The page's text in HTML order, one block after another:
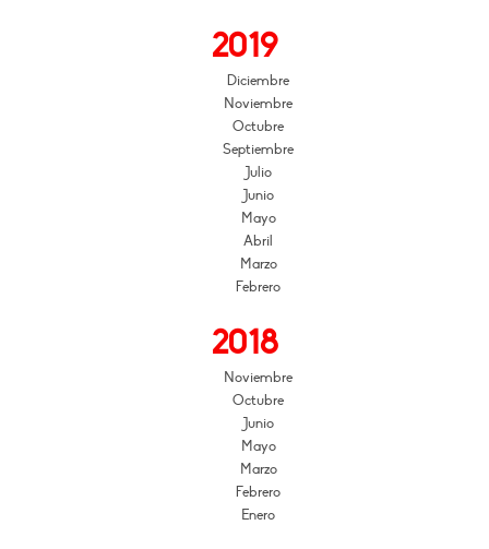
2019
Diciembre
Noviembre
Octubre
Septiembre
Julio
Junio
Mayo
Abril
Marzo
Febrero
2018
Noviembre
Octubre
Junio
Mayo
Marzo
Febrero
Enero